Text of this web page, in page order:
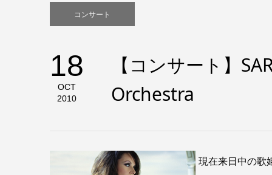
コンサート
18
OCT
2010
【コンサート】
Orchestra
現在来日中の歌